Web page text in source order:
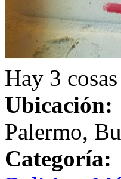
Hay 3
Ubicación:
Palermo,
Categoría: